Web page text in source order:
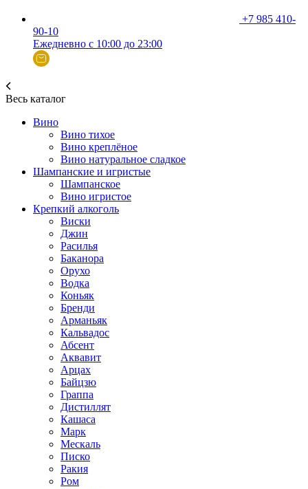
+7 985 410-
90-10
Ежедневно с 10:00 до 23:00
Весь каталог
Вино
Вино тихое
Вино креплёное
Вино натуральное сладкое
Шампанские и игристые
Шампанское
Вино игристое
Крепкий алкоголь
Виски
Джин
Расилья
Баканора
Орухо
Водка
Коньяк
Бренди
Арманьяк
Кальвадос
Абсент
Аквавит
Арцах
Байцзю
Граппа
Дистиллят
Кашаса
Марк
Мескаль
Писко
Ракия
Ром